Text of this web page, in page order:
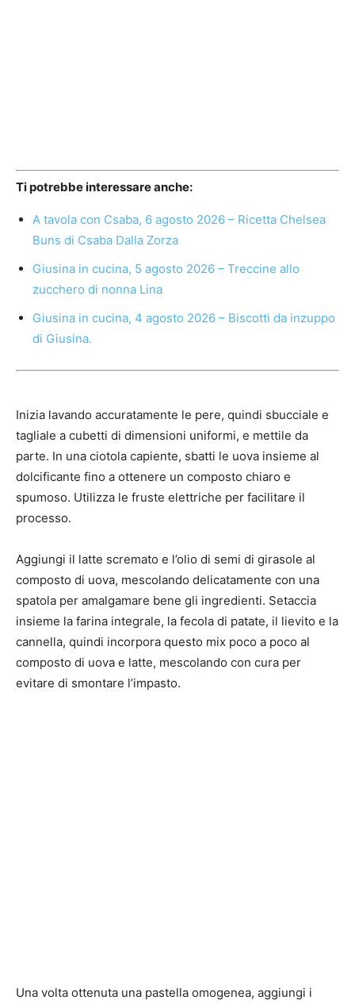
Ti potrebbe interessare anche:
A tavola con Csaba, 6 agosto 2026 – Ricetta Chelsea
Buns di Csaba Dalla Zorza
Giusina in cucina, 5 agosto 2026 – Treccine allo
zucchero di nonna Lina
Giusina in cucina, 4 agosto 2026 – Biscotti da inzuppo
di Giusina.
Inizia lavando accuratamente le pere, quindi sbucciale e
tagliale a cubetti di dimensioni uniformi, e mettile da
parte. In una ciotola capiente, sbatti le uova insieme al
dolcificante fino a ottenere un composto chiaro e
spumoso. Utilizza le fruste elettriche per facilitare il
processo.
Aggiungi il latte scremato e l’olio di semi di girasole al
composto di uova, mescolando delicatamente con una
spatola per amalgamare bene gli ingredienti. Setaccia
insieme la farina integrale, la fecola di patate, il lievito e la
cannella, quindi incorpora questo mix poco a poco al
composto di uova e latte, mescolando con cura per
evitare di smontare l’impasto.
Una volta ottenuta una pastella omogenea, aggiungi i